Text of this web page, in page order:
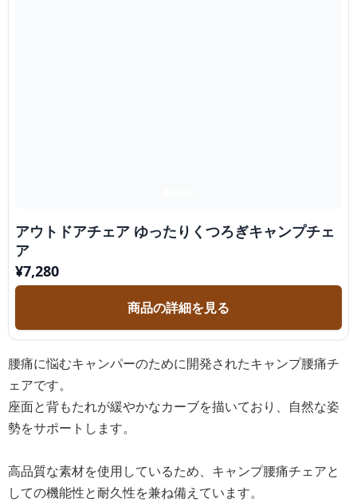
アウトドアチェア ゆったりくつろぎキャンプチェ
ア
¥7,280
商品の詳細を見る
腰痛に悩むキャンパーのために開発されたキャンプ腰痛チ
ェアです。
座面と背もたれが緩やかなカーブを描いており、自然な姿
勢をサポートします。
高品質な素材を使用しているため、キャンプ腰痛チェアと
しての機能性と耐久性を兼ね備えています。